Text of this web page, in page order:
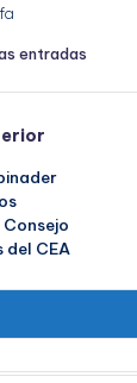
entradas
del CEA